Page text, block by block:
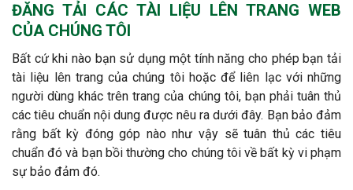
ĐĂNG TẢI CÁC TÀI LIỆU LÊN TRANG WEB
CỦA CHÚNG TÔI
Bất cứ khi nào bạn sử dụng một tính năng cho phép bạn tải
tài liệu lên trang của chúng tôi hoặc để liên lạc với những
người dùng khác trên trang của chúng tôi, bạn phải tuân thủ
các tiêu chuẩn nội dung được nêu ra dưới đây. Bạn bảo đảm
rằng bất kỳ đóng góp nào như vậy sẽ tuân thủ các tiêu
chuẩn đó và bạn bồi thường cho chúng tôi về bất kỳ vi phạm
sự bảo đảm đó.